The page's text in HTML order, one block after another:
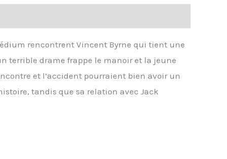
rencontrent Vincent Byrne qui tient une
terrible drame frappe le manoir et la jeune
et l’accident pourraient bien avoir un
tandis que sa relation avec Jack